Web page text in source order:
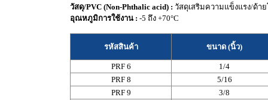
วัสดุ/PVC (Non-Phthalic acid) : วัสดุเสริมความแข็งแรง/ด้า
อุณหภูมิการใช้งาน : -5 ถึง +70°C
รหัสสินค้า ขนาด (นิ้ว)
PRF 6
1/4
PRF 8
5/16
PRF 9
3/8